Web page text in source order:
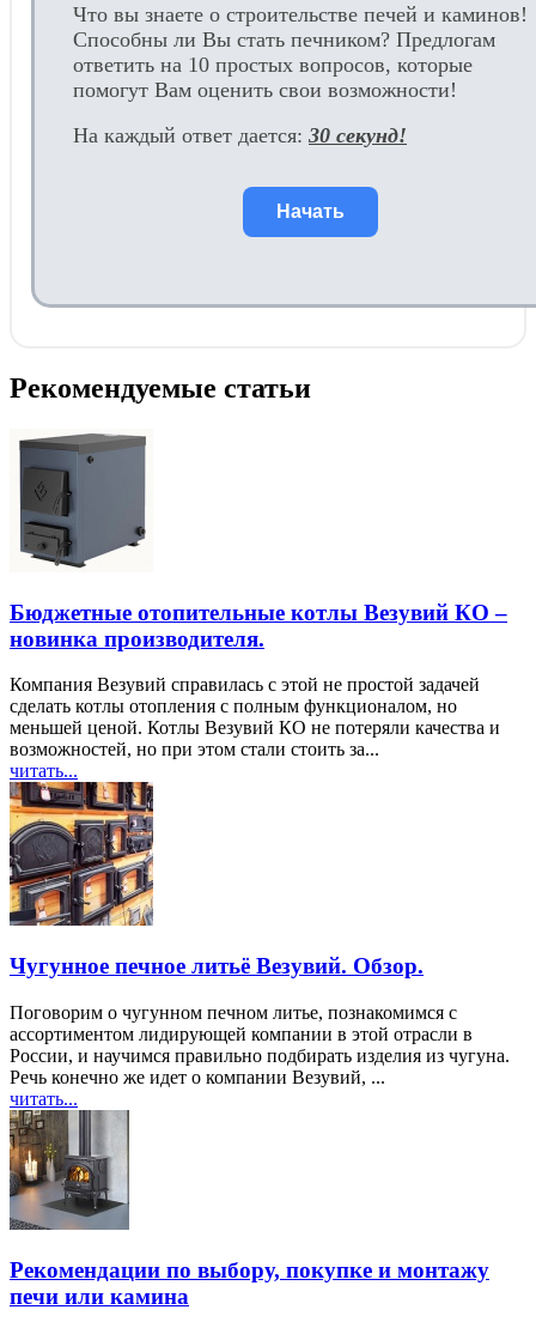
Что вы знаете о строительстве печей и каминов!
Способны ли Вы стать печником? Предлогам
ответить на 10 простых вопросов, которые
помогут Вам оценить свои возможности!
На каждый ответ дается: 30 секунд!
Начать
Рекомендуемые статьи
Бюджетные отопительные котлы Везувий КО –
новинка производителя.
Компания Везувий справилась с этой не простой задачей
сделать котлы отопления с полным функционалом, но
меньшей ценой. Котлы Везувий КО не потеряли качества и
возможностей, но при этом стали стоить за...
читать...
Чугунное печное литьё Везувий. Обзор.
Поговорим о чугунном печном литье, познакомимся с
ассортиментом лидирующей компании в этой отрасли в
России, и научимся правильно подбирать изделия из чугуна.
Речь конечно же идет о компании Везувий, ...
читать...
Рекомендации по выбору, покупке и монтажу
печи или камина